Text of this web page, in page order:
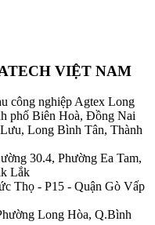
VIỆT NAM
công nghiệp Agtex Long
phố Biên Hoà, Đồng Nai
Long Bình Tân, Thành
30.4, Phường Ea Tam,
Lắk
Thọ - P15 - Quận Gò Vấp
Long Hòa, Q.Bình